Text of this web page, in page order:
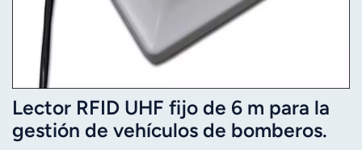
Lector RFID UHF fijo de 6 m para la
gestión de vehículos de bomberos.